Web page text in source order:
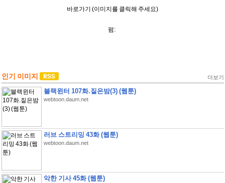
바로가기 (이미지를 클릭해 주세요)
펌:
인기 이미지 더보기
블랙윈터 107화.짙은밤(3) (웹툰)
webtoon.daum.net
러브 스트리밍 43화 (웹툰)
webtoon.daum.net
악한 기사 45화 (웹툰)